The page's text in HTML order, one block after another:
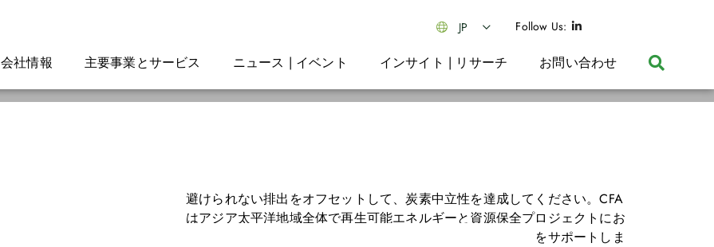
JP Follow Us:
会社情報 主要事業とサービス ニュース | イベント インサイト | リサーチ お問い合わせ
避けられない排出をオフセットして、炭素中立性を達成してください。CFA
はアジア太平洋地域全体で再生可能エネルギーと資源保全プロジェクトにお
ける高品質の炭素クレジットの購入を通じて炭素オフセットをサポートしま